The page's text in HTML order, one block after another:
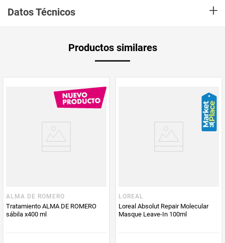
cabello, al tiempo que retiene y protege por mas tiempo el color, evitando
Datos Técnicos +
Tiempo de
Vendido por Dkosmetic
Productos similares
ALMA DE ROMERO
Tratamiento ALMA DE ROMERO
sábila x400 ml
LOREAL
Loreal Absolut Repair Molecular
Masque Leave-In 100ml